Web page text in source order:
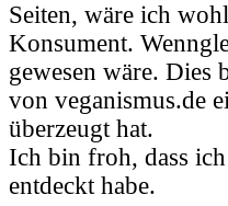
Seiten, wäre ich
Konsument.
gewesen wäre. Dies
von veganismus.de
überzeugt hat.
Ich bin froh, dass
entdeckt habe.